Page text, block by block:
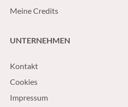
Meine Credits
UNTERNEHMEN
Kontakt
Cookies
Impressum